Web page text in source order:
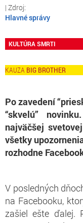
Hlavné správy
KULTÚRA SMRTI
BIG BROTHER
Po zavedení
“skvelú”
najväčšej
všetky
rozhodne
V posledných
na Facebooku,
zašiel ešte ďalej.